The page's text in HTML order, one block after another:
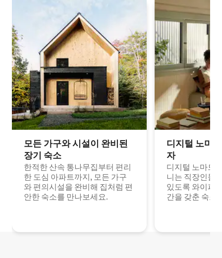
모든 가구와 시설이 완비된
장기 숙소
한적한 산속 통나무집부터 편리
한 도심 아파트까지, 모든 가구
와 편의시설을 완비해 집처럼 편
안한 숙소를 만나보세요.
디지털 노마
자
디지털 노마드
니는 직장인들
있도록 와이파
간을 갖춘 숙소